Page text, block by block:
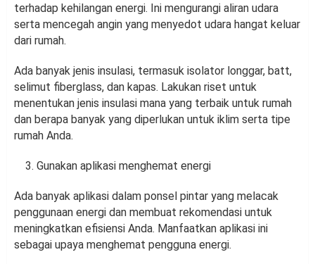
terhadap kehilangan energi. Ini mengurangi aliran udara
serta mencegah angin yang menyedot udara hangat keluar
dari rumah.
Ada banyak jenis insulasi, termasuk isolator longgar, batt,
selimut fiberglass, dan kapas. Lakukan riset untuk
menentukan jenis insulasi mana yang terbaik untuk rumah
dan berapa banyak yang diperlukan untuk iklim serta tipe
rumah Anda.
Gunakan aplikasi menghemat energi
Ada banyak aplikasi dalam ponsel pintar yang melacak
penggunaan energi dan membuat rekomendasi untuk
meningkatkan efisiensi Anda. Manfaatkan aplikasi ini
sebagai upaya menghemat pengguna energi.